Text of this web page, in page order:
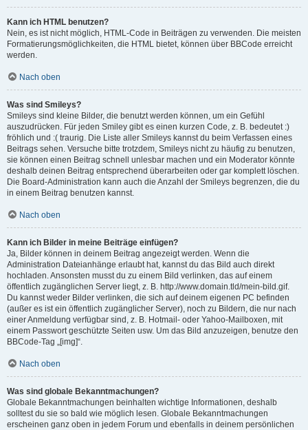
Kann ich HTML benutzen?
Nein, es ist nicht möglich, HTML-Code in Beiträgen zu verwenden. Die meisten
Formatierungsmöglichkeiten, die HTML bietet, können über BBCode erreicht
werden.
Nach oben
Was sind Smileys?
Smileys sind kleine Bilder, die benutzt werden können, um ein Gefühl
auszudrücken. Für jeden Smiley gibt es einen kurzen Code, z. B. bedeutet :)
fröhlich und :( traurig. Die Liste aller Smileys kannst du beim Verfassen eines
Beitrags sehen. Versuche bitte trotzdem, Smileys nicht zu häufig zu benutzen,
sie können einen Beitrag schnell unlesbar machen und ein Moderator könnte
deshalb deinen Beitrag entsprechend überarbeiten oder gar komplett löschen.
Die Board-Administration kann auch die Anzahl der Smileys begrenzen, die du
in einem Beitrag benutzen kannst.
Nach oben
Kann ich Bilder in meine Beiträge einfügen?
Ja, Bilder können in deinem Beitrag angezeigt werden. Wenn die
Administration Dateianhänge erlaubt hat, kannst du das Bild auch direkt
hochladen. Ansonsten musst du zu einem Bild verlinken, das auf einem
öffentlich zugänglichen Server liegt, z. B. http://www.domain.tld/mein-bild.gif.
Du kannst weder Bilder verlinken, die sich auf deinem eigenen PC befinden
(außer es ist ein öffentlich zugänglicher Server), noch zu Bildern, die nur nach
einer Anmeldung verfügbar sind, z. B. Hotmail- oder Yahoo-Mailboxen, mit
einem Passwort geschützte Seiten usw. Um das Bild anzuzeigen, benutze den
BBCode-Tag „[img]“.
Nach oben
Was sind globale Bekanntmachungen?
Globale Bekanntmachungen beinhalten wichtige Informationen, deshalb
solltest du sie so bald wie möglich lesen. Globale Bekanntmachungen
erscheinen ganz oben in jedem Forum und ebenfalls in deinem persönlichen